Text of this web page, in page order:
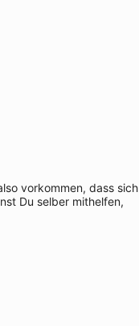
vorkommen, dass sich
Du selber mithelfen,